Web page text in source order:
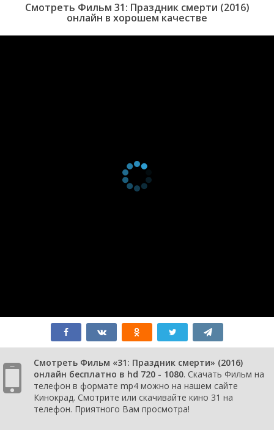
Смотреть Фильм 31: Праздник смерти (2016)
онлайн в хорошем качестве
Смотреть Фильм «31: Праздник смерти» (2016)
онлайн бесплатно в hd 720 - 1080. Скачать Фильм на
телефон в формате mp4 можно на нашем сайте
Кинокрад. Смотрите или скачивайте кино 31 на
телефон. Приятного Вам просмотра!